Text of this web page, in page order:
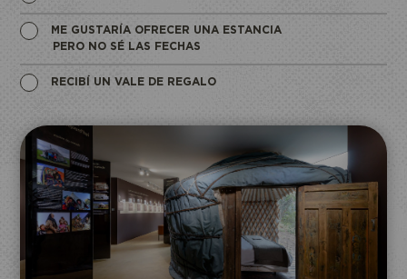
ME GUSTARÍA OFRECER UNA ESTANCIA
PERO NO SÉ LAS FECHAS
RECIBÍ UN VALE DE REGALO